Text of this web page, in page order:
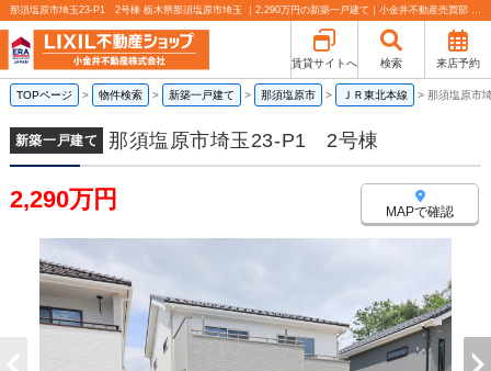
那須塩原市埼玉23-P1 2号棟 栃木県那須塩原市埼玉 ｜2,290万円の新築一戸建て｜小金井不動産売買部 小山城東店
賃貸サイトへ 検索 来店予約
TOPページ > 物件検索 > 新築一戸建て > 那須塩原市 > ＪＲ東北本線 > 那須塩原市
新築一戸建て 那須塩原市埼玉23-P1 2号棟
2,290万円 MAPで確認